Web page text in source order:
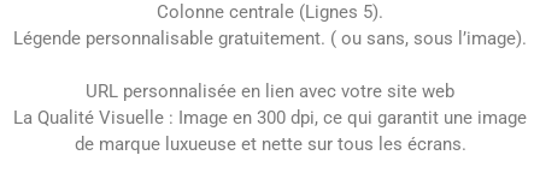
Colonne centrale (Lignes 5).
Légende personnalisable gratuitement. ( ou sans, sous l’image).
URL personnalisée en lien avec votre site web
La Qualité Visuelle : Image en 300 dpi, ce qui garantit une image
de marque luxueuse et nette sur tous les écrans.